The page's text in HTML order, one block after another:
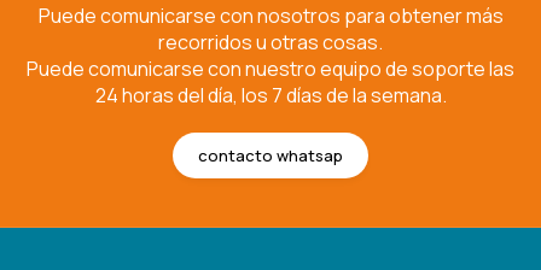
Puede comunicarse con nosotros para obtener más
recorridos u otras cosas.
Puede comunicarse con nuestro equipo de soporte las
24 horas del día, los 7 días de la semana.
contacto whatsap